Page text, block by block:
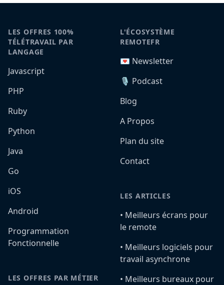
LES OFFRES 100%
TÉLÉTRAVAIL PAR
LANGAGE
Javascript
PHP
Ruby
Python
Java
Go
iOS
Android
Programmation
Fonctionnelle
LES OFFRES PAR MÉTIER
L'ÉCOSYSTÈME
REMOTEFR
💌 Newsletter
🎙️ Podcast
Blog
A Propos
Plan du site
Contact
LES ARTICLES
•️ Meilleurs écrans pour
le remote
•️ Meilleurs logiciels pour
travail asynchrone
•️ Meilleurs bureaux pour